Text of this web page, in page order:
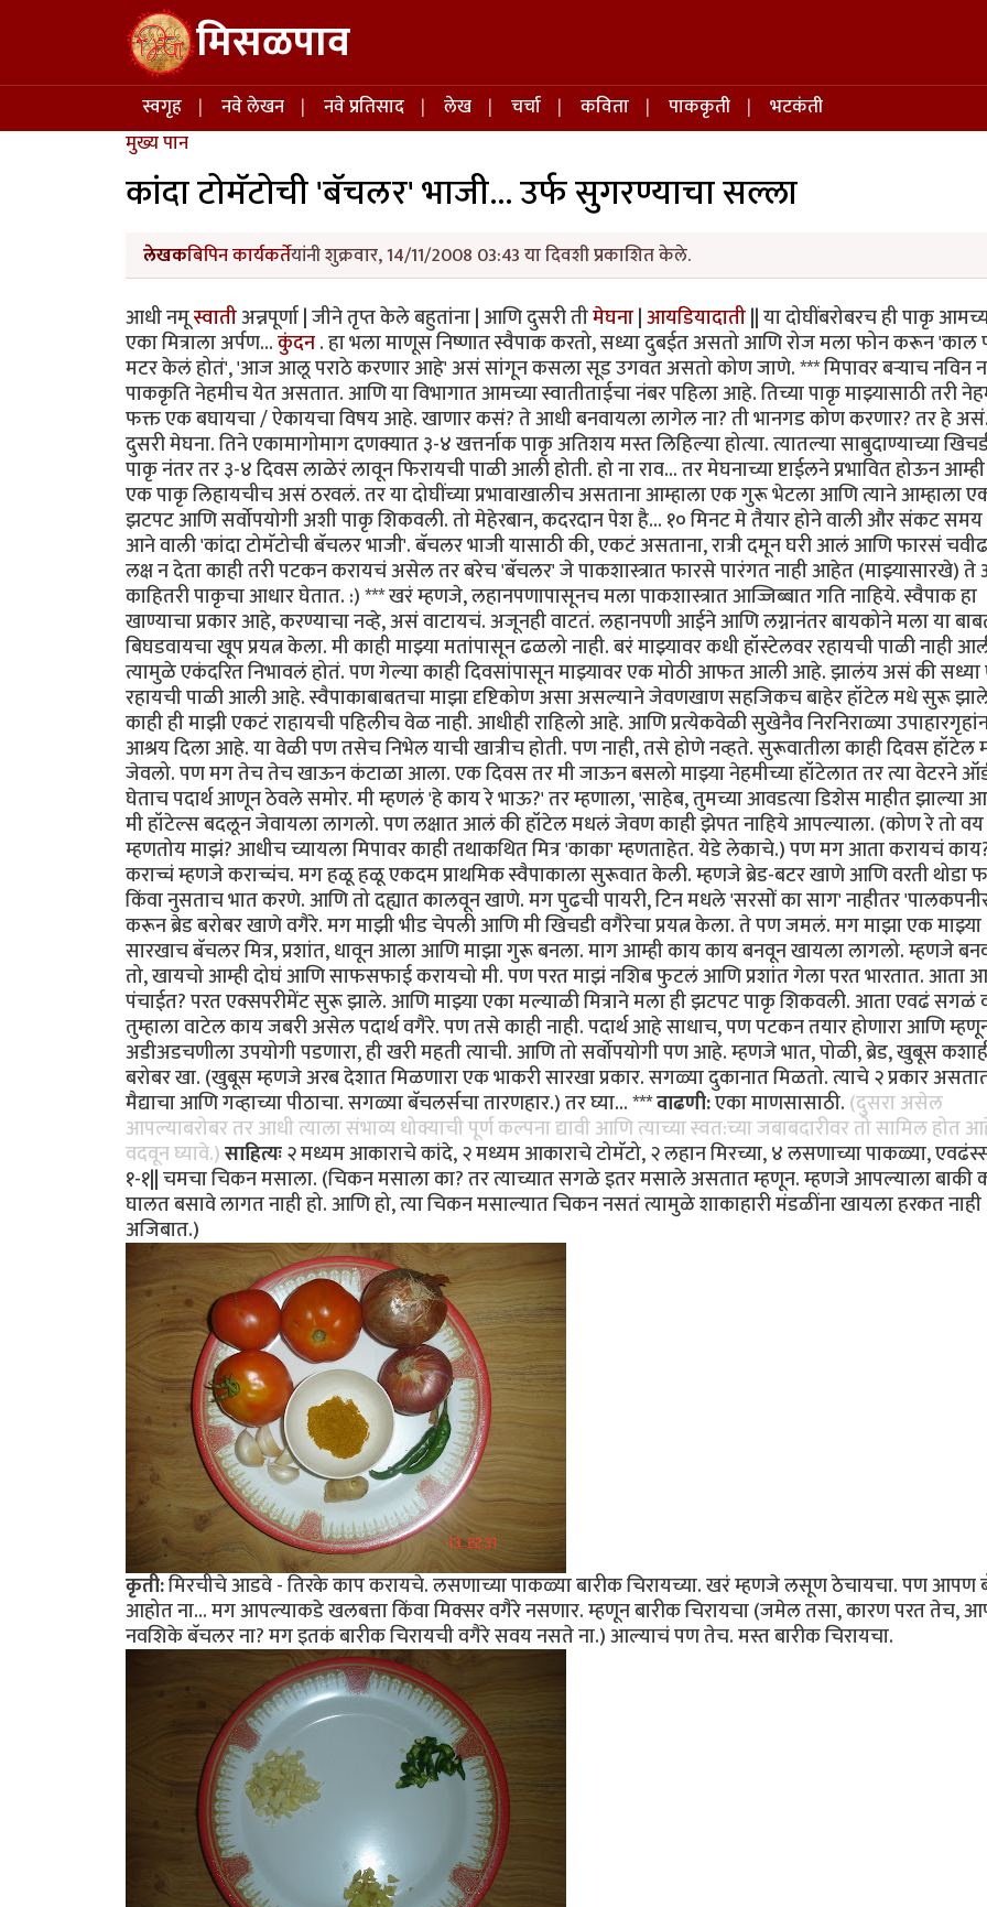
Skip to main content मिसळपाव
Main navigation
स्वगृह नवे लेखन नवे प्रतिसाद लेख चर्चा कविता पाककृती
भटकंती
मुख्य पान
कांदा टोमॅटोची 'बॅचलर' भाजी... उर्फ सुगरण्याचा सल्ला
लेखकबिपिन कार्यकर्तेयांनी शुक्रवार, 14/11/2008 03:43 या दिवशी प्रकाशित केले.
आधी नमूस्वातीअन्नपूर्णा | जीने तृप्त केले बहुतांना | आणि दुसरी तीमेघना|आयडियादाती|| या दोघींबरोबरच ही पाकृ
एका मित्राला अर्पण...कुंदन. हा भला माणूस निष्णात स्वैपाक करतो, सध्या दुबईत असतो आणि रोज मला फोन करून 'काल
मटर केलं होतं', 'आज आलू पराठे करणार आहे' असं सांगून कसला सूड उगवत असतो कोण जाणे. *** मिपावर बर्‍याच नविन
पाककृति नेहमीच येत असतात. आणि या विभागात आमच्या स्वातीताईचा नंबर पहिला आहे. तिच्या पाकृ माझ्यासाठी तरी
फक्त एक बघायचा / ऐकायचा विषय आहे. खाणार कसं? ते आधी बनवायला लागेल ना? ती भानगड कोण करणार? तर हे
दुसरी मेघना. तिने एकामागोमाग दणक्यात ३-४ खत्तर्नाक पाकृ अतिशय मस्त लिहिल्या होत्या. त्यातल्या साबुदाण्याच्या
पाकृ नंतर तर ३-४ दिवस लाळेरं लावून फिरायची पाळी आली होती. हो ना राव... तर मेघनाच्या ष्टाईलने प्रभावित होऊन
एक पाकृ लिहायचीच असं ठरवलं. तर या दोघींच्या प्रभावाखालीच असताना आम्हाला एक गुरू भेटला आणि त्याने आम्हाला
झटपट आणि सर्वोपयोगी अशी पाकृ शिकवली. तो मेहेरबान, कदरदान पेश है... १० मिनट मे तैयार होने वाली और संकट
आने वाली 'कांदा टोमॅटोची बॅचलर भाजी'. बॅचलर भाजी यासाठी की, एकटं असताना, रात्री दमून घरी आलं आणि फारसं
लक्ष न देता काही तरी पटकन करायचं असेल तर बरेच 'बॅचलर' जे पाकशास्त्रात फारसे पारंगत नाही आहेत (माझ्यासारखे) ते
काहितरी पाकृचा आधार घेतात. :) *** खरं म्हणजे, लहानपणापासूनच मला पाकशास्त्रात आज्जिब्बात गति नाहिये. स्वैपाक हा
खाण्याचा प्रकार आहे, करण्याचा नव्हे, असं वाटायचं. अजूनही वाटतं. लहानपणी आईने आणि लग्नानंतर बायकोने मला या
बिघडवायचा खूप प्रयत्न केला. मी काही माझ्या मतांपासून ढळलो नाही. बरं माझ्यावर कधी हॉस्टेलवर रहायची पाळी नाही
त्यामुळे एकंदरित निभावलं होतं. पण गेल्या काही दिवसांपासून माझ्यावर एक मोठी आफत आली आहे. झालंय असं की
रहायची पाळी आली आहे. स्वैपाकाबाबतचा माझा दृष्टिकोण असा असल्याने जेवणखाण सहजिकच बाहेर हॉटेल मधे सुरू
काही ही माझी एकटं राहायची पहिलीच वेळ नाही. आधीही राहिलो आहे. आणि प्रत्येकवेळी सुखेनैव निरनिराळ्या
आश्रय दिला आहे. या वेळी पण तसेच निभेल याची खात्रीच होती. पण नाही, तसे होणे नव्हते. सुरूवातीला काही दिवस हॉटेल
जेवलो. पण मग तेच तेच खाऊन कंटाळा आला. एक दिवस तर मी जाऊन बसलो माझ्या नेहमीच्या हॉटेलात तर त्या वेटरने
घेताच पदार्थ आणून ठेवले समोर. मी म्हणलं 'हे काय रे भाऊ?' तर म्हणाला, 'साहेब, तुमच्या आवडत्या डिशेस माहीत झाल्या
मी हॉटेल्स बदलून जेवायला लागलो. पण लक्षात आलं की हॉटेल मधलं जेवण काही झेपत नाहिये आपल्याला. (कोण रे तो
म्हणतोय माझं? आधीच च्यायला मिपावर काही तथाकथित मित्र 'काका' म्हणताहेत. येडे लेकाचे.) पण मग आता करायचं
कराच्चं म्हणजे कराच्चंच. मग हळू हळू एकदम प्राथमिक स्वैपाकाला सुरूवात केली. म्हणजे ब्रेड-बटर खाणे आणि वरती थोडा
किंवा नुसताच भात करणे. आणि तो दह्यात कालवून खाणे. मग पुढची पायरी, टिन मधले 'सरसों का साग' नाहीतर
करून ब्रेड बरोबर खाणे वगैरे. मग माझी भीड चेपली आणि मी खिचडी वगैरेचा प्रयत्न केला. ते पण जमलं. मग माझा एक माझ्या
सारखाच बॅचलर मित्र, प्रशांत, धावून आला आणि माझा गुरू बनला. माग आम्ही काय काय बनवून खायला लागलो. म्हणजे
तो, खायचो आम्ही दोघं आणि साफसफाई करायचो मी. पण परत माझं नशिब फुटलं आणि प्रशांत गेला परत भारतात. आता
पंचाईत? परत एक्सपरीमेंट सुरू झाले. आणि माझ्या एका मल्याळी मित्राने मला ही झटपट पाकृ शिकवली. आता एवढं सगळं
तुम्हाला वाटेल काय जबरी असेल पदार्थ वगैरे. पण तसे काही नाही. पदार्थ आहे साधाच, पण पटकन तयार होणारा आणि
अडीअडचणीला उपयोगी पडणारा, ही खरी महती त्याची. आणि तो सर्वोपयोगी पण आहे. म्हणजे भात, पोळी, ब्रेड, खुबूस
बरोबर खा. (खुबूस म्हणजे अरब देशात मिळणारा एक भाकरी सारखा प्रकार. सगळ्या दुकानात मिळतो. त्याचे २ प्रकार
मैद्याचा आणि गव्हाच्या पीठाचा. सगळ्या बॅचलर्सचा तारणहार.) तर घ्या... ***वाढणी:एका माणसासाठी.(दुसरा असेल
आपल्याबरोबर तर आधी त्याला संभाव्य धोक्याची पूर्ण कल्पना द्यावी आणि त्याच्या स्वत:च्या जबाबदारीवर तो सामिल होत
वदवून घ्यावे.)साहित्यः२ मध्यम आकाराचे कांदे, २ मध्यम आकाराचे टोमॅटो, २ लहान मिरच्या, ४ लसणाच्या पाकळ्या,
१-१|| चमचा चिकन मसाला. (चिकन मसाला का? तर त्याच्यात सगळे इतर मसाले असतात म्हणून. म्हणजे आपल्याला बाकी
घालत बसावे लागत नाही हो. आणि हो, त्या चिकन मसाल्यात चिकन नसतं त्यामुळे शाकाहारी मंडळींना खायला हरकत नाही
अजिबात.)
कृती:मिरचीचे आडवे - तिरके काप करायचे. लसणाच्या पाकळ्या बारीक चिरायच्या. खरं म्हणजे लसूण ठेचायचा. पण
आहोत ना... मग आपल्याकडे खलबत्ता किंवा मिक्सर वगैरे नसणार. म्हणून बारीक चिरायचा (जमेल तसा, कारण परत तेच,
नवशिके बॅचलर ना? मग इतकं बारीक चिरायची वगैरे सवय नसते ना.) आल्याचं पण तेच. मस्त बारीक चिरायचा.